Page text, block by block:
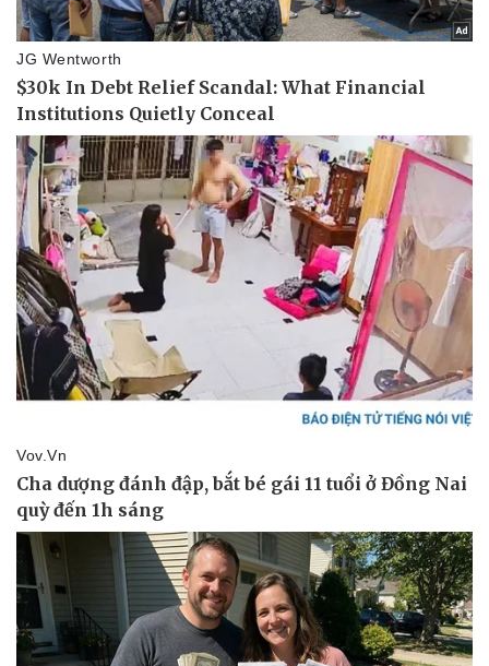
Pháp luật
Vụ án
Tin nóng
Tư vấn luật
Quân sự - Quốc phòng
Vũ khí
Việt Nam
Phân tích